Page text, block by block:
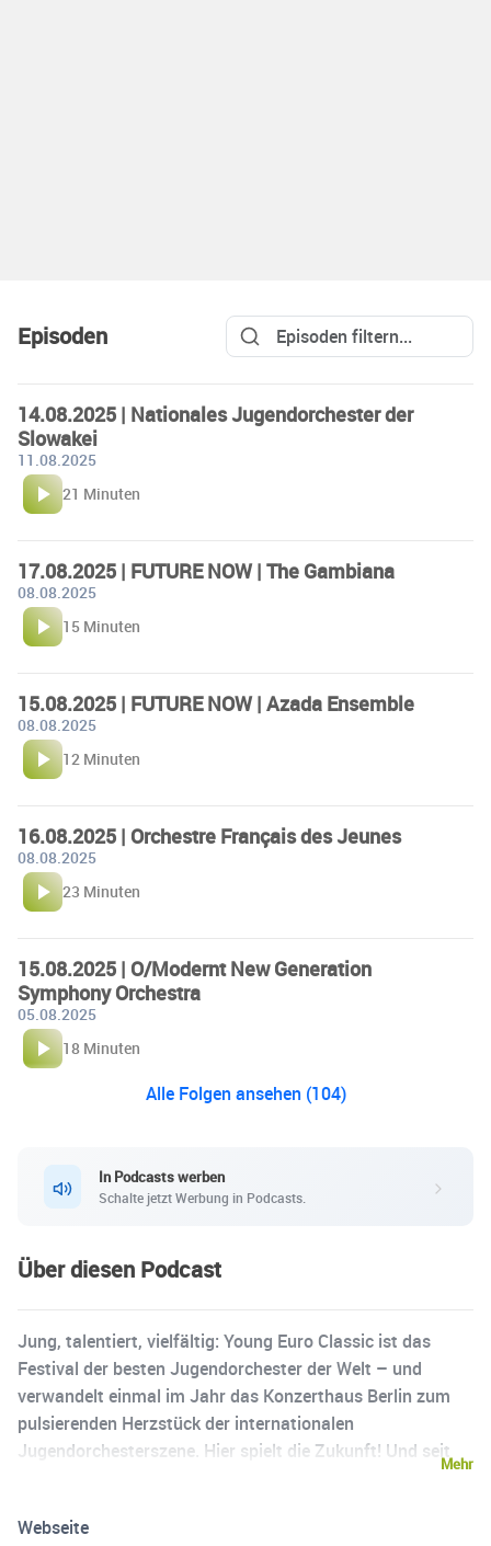
Episoden
14.08.2025 | Nationales Jugendorchester der
Slowakei
11.08.2025
21 Minuten
17.08.2025 | FUTURE NOW | The Gambiana
08.08.2025
15 Minuten
15.08.2025 | FUTURE NOW | Azada Ensemble
08.08.2025
12 Minuten
16.08.2025 | Orchestre Français des Jeunes
08.08.2025
23 Minuten
15.08.2025 | O/Modernt New Generation
Symphony Orchestra
05.08.2025
18 Minuten
Alle Folgen ansehen (104)
In Podcasts werben
Schalte jetzt Werbung in Podcasts.
Über diesen Podcast
Jung, talentiert, vielfältig: Young Euro Classic ist das
Festival der besten Jugendorchester der Welt – und
verwandelt einmal im Jahr das Konzerthaus Berlin zum
pulsierenden Herzstück der internationalen
Jugendorchesterszene. Hier spielt die Zukunft! Und seit
genau diese? Im Gespräch mit Dirigent:innen,
Mehr
Webseite